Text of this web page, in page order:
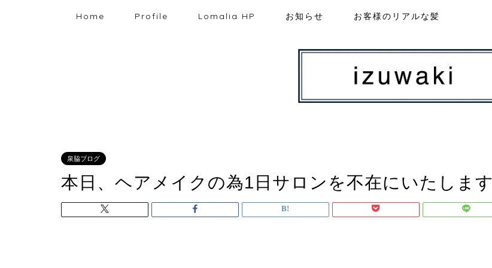
Home Profile Lomalia HP お知らせ お客様のリアルな髪
泉脇ブログ
本日、ヘアメイクの為1日サロンを不在にいたします